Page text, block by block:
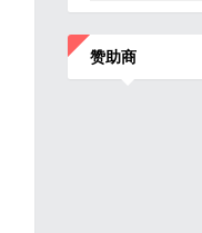
赞助商